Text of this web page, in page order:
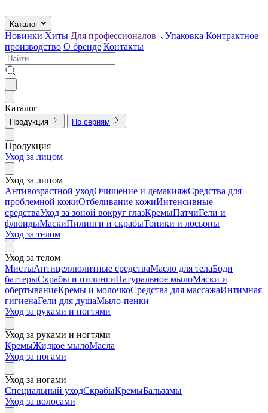
Каталог
Новинки Хиты Для профессионалов Упаковка Контрактное
производство О бренде Контакты
Каталог
Продукция По сериям
Продукция
Уход за лицом
Уход за лицом
Антивозрастной уходОчищение и демакияжСредства для
проблемной кожиОтбеливание кожиИнтенсивные
средстваУход за зоной вокруг глазКремыПатчиГели и
флюидыМаскиПилинги и скрабыТоники и лосьоны
Уход за телом
Уход за телом
МистыАнтицеллюлитные средстваМасло для телаБоди
баттерыСкрабы и пилингиНатуральное мылоМаски и
обертываниеКремы и молочкоСредства для массажаИнтимная
гигиенаГели для душаМыло-пенки
Уход за руками и ногтями
Уход за руками и ногтями
КремыЖидкое мылоМасла
Уход за ногами
Уход за ногами
Специальный уходСкрабыКремыБальзамы
Уход за волосами